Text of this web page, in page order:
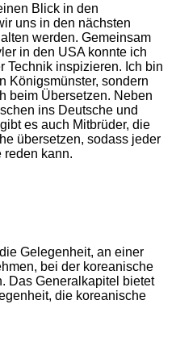
Blick in den
uns in den nächsten
werden. Gemeinsam
in den USA konnte ich
Technik inspizieren. Ich bin
Königsmünster, sondern
beim Übersetzen. Neben
ins Deutsche und
es auch Mitbrüder, die
übersetzen, sodass jeder
reden kann.
Gelegenheit, an einer
bei der koreanische
Das Generalkapitel bietet
die koreanische